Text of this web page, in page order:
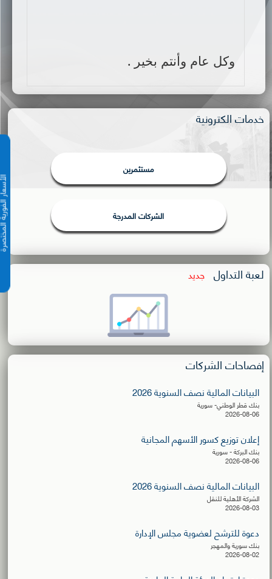
الأسعار
وكل عام وأنتم بخير .
خدمات الكترونية
مستثمرين
الشركات المدرجة
لعبة التداول جديد
إفصاحات الشركات
البيانات المالية نصف السنوية 2026
بنك قطر الوطني- سورية
2026-08-06
إعلان توزيع كسور الأسهم المجانية
بنك البركة - سورية
2026-08-06
البيانات المالية نصف السنوية 2026
الشركة الأهلية للنقل
2026-08-03
دعوة للترشح لعضوية مجلس الإدارة
بنك سورية والمهجر
2026-08-02